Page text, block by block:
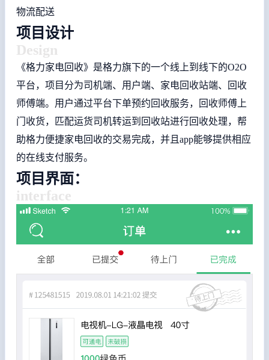
物流配送
项目设计
Design
《格力家电回收》是格力旗下的一个线上到线下的O2O
平台，项目分为司机端、用户端、家电回收站端、回收
师傅端。用户通过平台下单预约回收服务，回收师傅上
门收货，匹配运货司机转运到回收站进行回收处理，帮
助格力便捷家电回收的交易完成，并且app能够提供相应
的在线支付服务。
项目界面：
interface